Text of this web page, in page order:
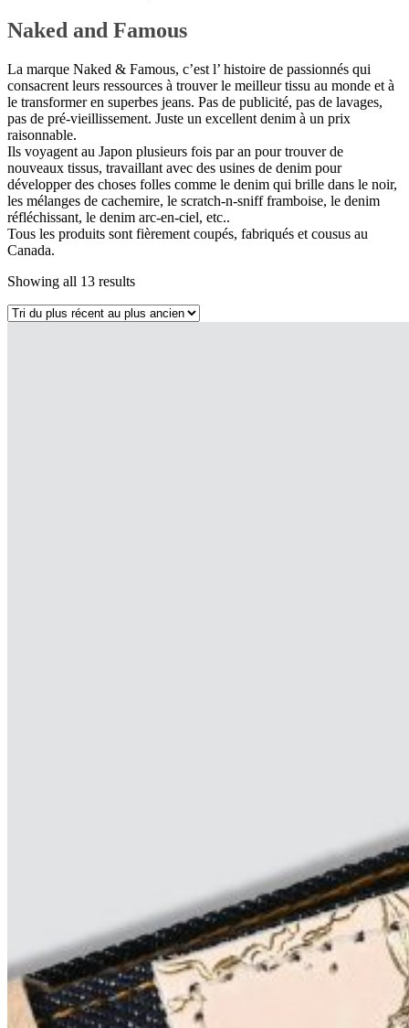
Naked and Famous
La marque Naked & Famous, c’est l’ histoire de passionnés qui
consacrent leurs ressources à trouver le meilleur tissu au monde et à
le transformer en superbes jeans. Pas de publicité, pas de lavages,
pas de pré-vieillissement. Juste un excellent denim à un prix
raisonnable.
Ils voyagent au Japon plusieurs fois par an pour trouver de
nouveaux tissus, travaillant avec des usines de denim pour
développer des choses folles comme le denim qui brille dans le noir,
les mélanges de cachemire, le scratch-n-sniff framboise, le denim
réfléchissant, le denim arc-en-ciel, etc..
Tous les produits sont fièrement coupés, fabriqués et cousus au
Canada.
Showing all 13 results